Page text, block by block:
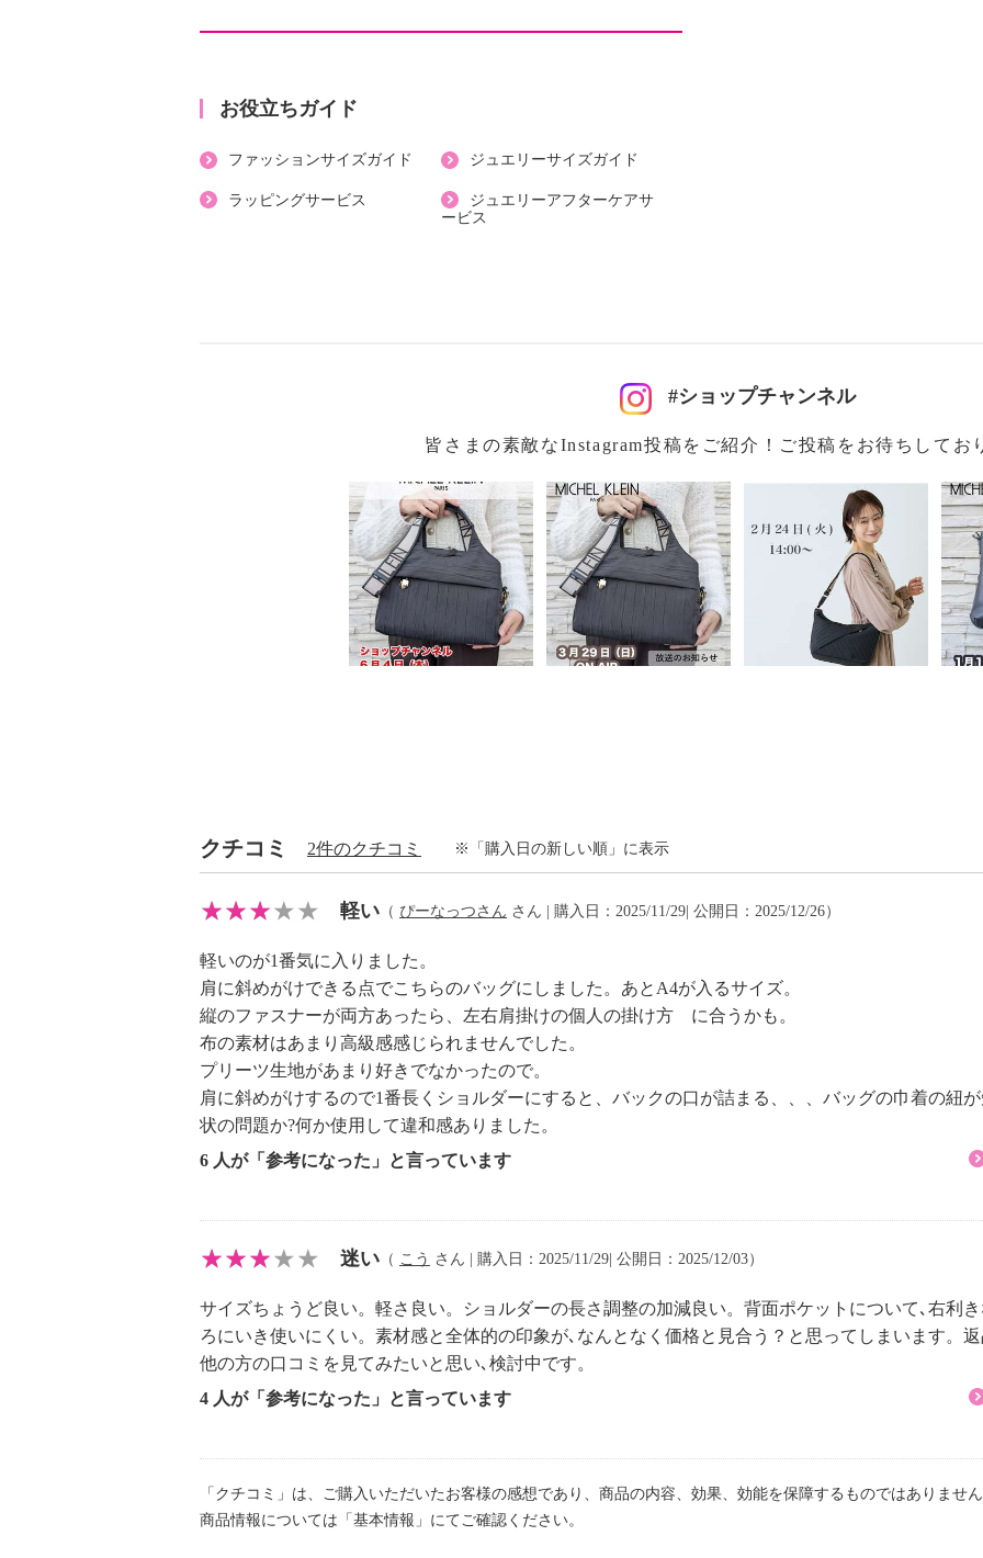
・ストラップ：あり
・ポケット（内側）：オープン２個、ファスナー１個
・底びょう：０個
・ナスカン付ストラップ（取外し不可）
・水や汗などによる色落ち、色移り注意
・過度な力をかけない
・マグネット使用製品取り扱い注意表示あり
お役立ちガイド
ファッションサイズガイド ジュエリーサイズガイド
ラッピングサービス
ジュエリーアフターケアサ
ービス
#ショップチャンネル
皆さまの素敵なInstagram投稿をご紹介！ご投稿をお待ちしてお
クチコミ 2件のクチコミ ※「購入日の新しい順」に表示
軽い （ ぴーなっつさん さん | 購入日：2025/11/29| 公開日：2025/12/26）
軽いのが1番気に入りました。
肩に斜めがけできる点でこちらのバッグにしました。あとA4が入るサイズ。
縦のファスナーが両方あったら、左右肩掛けの個人の掛け方 に合うかも。
布の素材はあまり高級感感じられませんでした。
プリーツ生地があまり好きでなかったので。
肩に斜めがけするので1番長くショルダーにすると、バックの口が詰まる、、、バッグの巾着の紐
状の問題か?何か使用して違和感ありました。
6 人が「参考になった」と言っています
迷い （ こう さん | 購入日：2025/11/29| 公開日：2025/12/03）
サイズちょうど良い。軽さ良い。ショルダーの長さ調整の加減良い。背面ポケットについて､右利
ろにいき使いにくい。素材感と全体的の印象が､なんとなく価格と見合う？と思ってしまいます。
他の方の口コミを見てみたいと思い､検討中です。
4 人が「参考になった」と言っています
「クチコミ」は、ご購入いただいたお客様の感想であり、商品の内容、効果、効能を保障するものではありませ
商品情報については「基本情報」にてご確認ください。